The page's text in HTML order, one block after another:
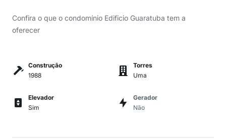
Confira o que o condomínio Edificio Guaratuba tem a
oferecer
Construção
1988
Torres
Uma
Elevador
Sim
Gerador
Não